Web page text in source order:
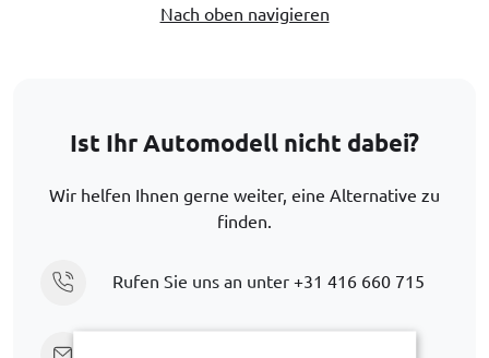
Nach oben navigieren
Ist Ihr Automodell nicht dabei?
Wir helfen Ihnen gerne weiter, eine Alternative zu
finden.
Rufen Sie uns an unter +31 416 660 715